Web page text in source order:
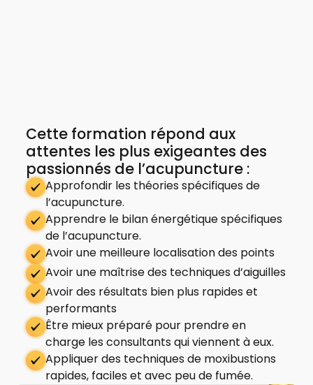
Cette formation répond aux
attentes les plus exigeantes des
passionnés de l’acupuncture :
Approfondir les théories spécifiques de
l’acupuncture.
Apprendre le bilan énergétique spécifiques
de l’acupuncture.
Avoir une meilleure localisation des points
Avoir une maîtrise des techniques d’aiguilles
Avoir des résultats bien plus rapides et
performants
Être mieux préparé pour prendre en
charge les consultants qui viennent à eux.
Appliquer des techniques de moxibustions
rapides, faciles et avec peu de fumée.